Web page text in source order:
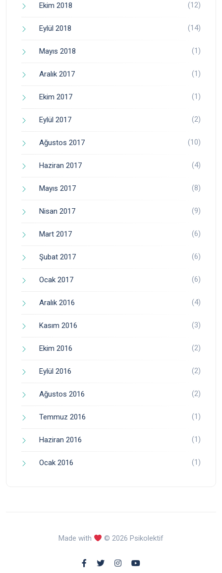
Ekim 2018 (12)
Eylül 2018 (14)
Mayıs 2018 (1)
Aralık 2017 (1)
Ekim 2017 (1)
Eylül 2017 (2)
Ağustos 2017 (10)
Haziran 2017 (4)
Mayıs 2017 (8)
Nisan 2017 (9)
Mart 2017 (6)
Şubat 2017 (6)
Ocak 2017 (6)
Aralık 2016 (4)
Kasım 2016 (3)
Ekim 2016 (2)
Eylül 2016 (2)
Ağustos 2016 (2)
Temmuz 2016 (1)
Haziran 2016 (1)
Ocak 2016 (1)
Made with © 2026 Psikolektif